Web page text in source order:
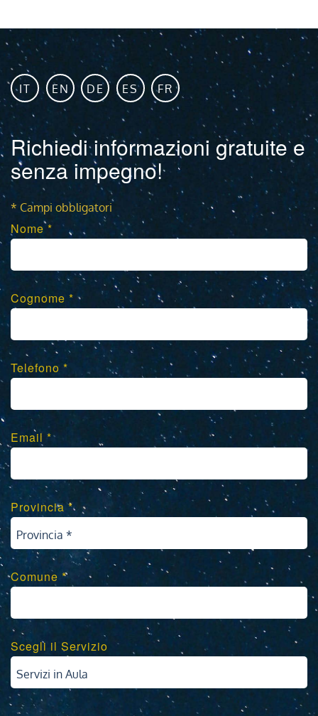
IT EN DE ES FR
Richiedi informazioni gratuite e
senza impegno!
* Campi obbligatori
Nome *
Cognome *
Telefono *
Email *
Provincia *
Provincia *
Comune *
Scegli il Servizio
Servizi in Aula